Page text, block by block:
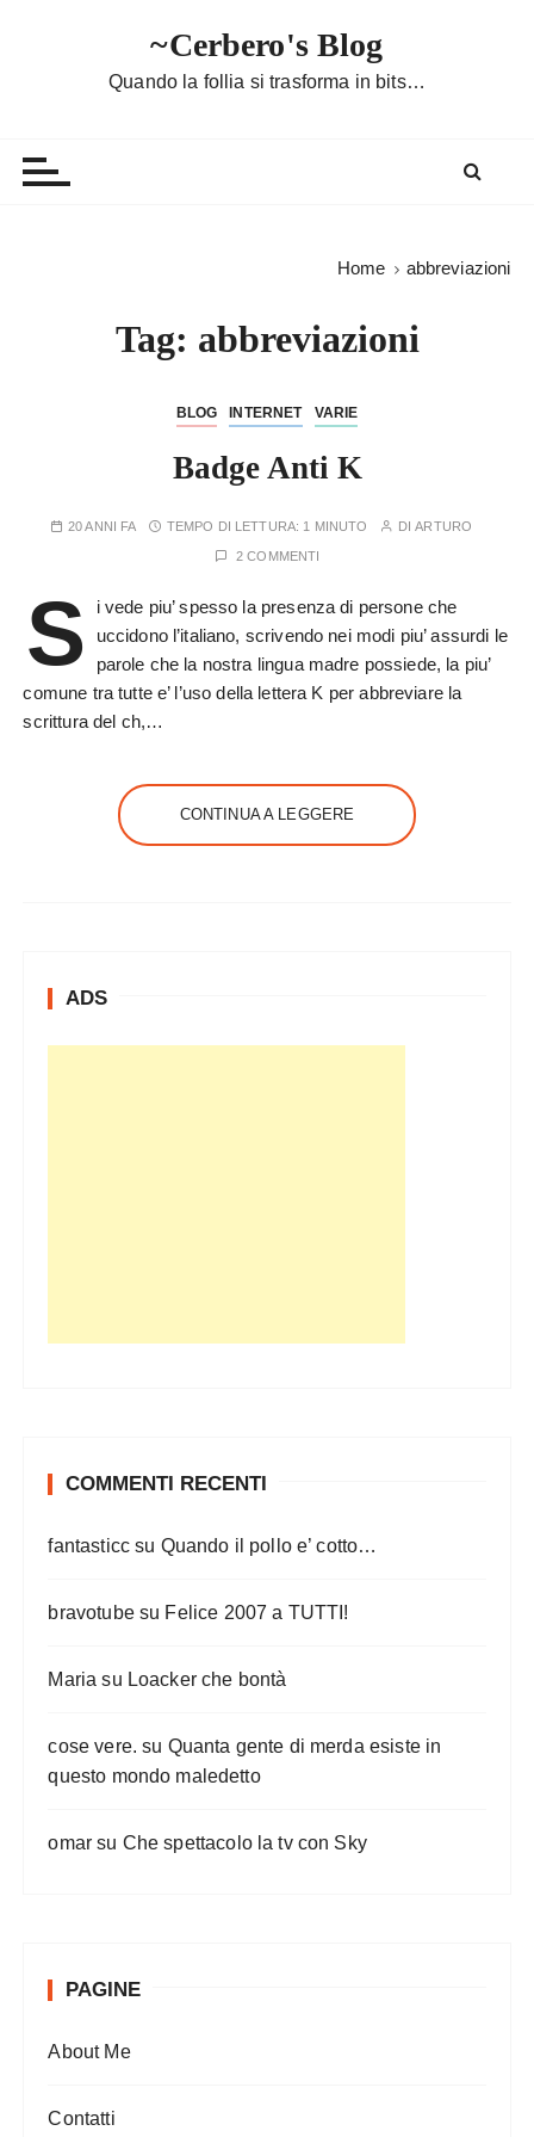
~Cerbero's Blog
Quando la follia si trasforma in bits…
Home abbreviazioni
Tag: abbreviazioni
BLOG INTERNET VARIE
Badge Anti K
20 ANNI FA TEMPO DI LETTURA: 1 MINUTO DIARTURO
2 COMMENTI
S
i vede piu’ spesso la presenza di persone che
uccidono l’italiano, scrivendo nei modi piu’ assurdi le
parole che la nostra lingua madre possiede, la piu’
comune tra tutte e’ l’uso della lettera K per abbreviare la
scrittura del ch,…
CONTINUA A LEGGERE
ADS
COMMENTI RECENTI
fantasticc su Quando il pollo e’ cotto…
bravotubesu Felice 2007 a TUTTI!
Maria su Loacker che bontà
cose vere. su Quanta gente di merda esiste in
questo mondo maledetto
omar su Che spettacolo la tv con Sky
PAGINE
About Me
Contatti